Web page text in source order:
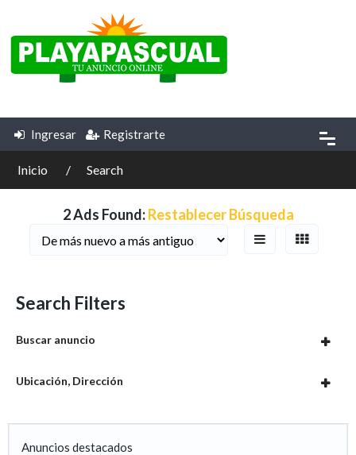
Ingresar Registrarte
Inicio Search
2 Ads Found:Restablecer Búsqueda
Search Filters
Buscar anuncio
Ubicación, Dirección
Anuncios destacados